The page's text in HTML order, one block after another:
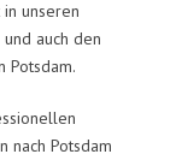
unseren
auch den
Potsdam.
nach Potsdam